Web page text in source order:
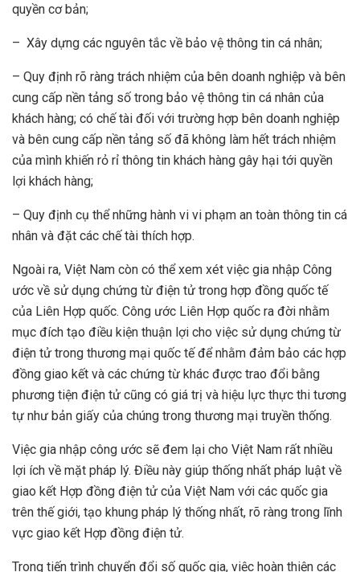
quyền cơ bản;
– Xây dựng các nguyên tắc về bảo vệ thông tin cá nhân;
– Quy định rõ ràng trách nhiệm của bên doanh nghiệp và bên
cung cấp nền tảng số trong bảo vệ thông tin cá nhân của
khách hàng; có chế tài đối với trường hợp bên doanh nghiệp
và bên cung cấp nền tảng số đã không làm hết trách nhiệm
của mình khiến rỏ rỉ thông tin khách hàng gây hại tới quyền
lợi khách hàng;
– Quy định cụ thể những hành vi vi phạm an toàn thông tin cá
nhân và đặt các chế tài thích hợp.
Ngoài ra, Việt Nam còn có thể xem xét việc gia nhập Công
ước về sử dụng chứng từ điện tử trong hợp đồng quốc tế
của Liên Hợp quốc. Công ước Liên Hợp quốc ra đời nhằm
mục đích tạo điều kiện thuận lợi cho việc sử dụng chứng từ
điện tử trong thương mại quốc tế để nhằm đảm bảo các hợp
đồng giao kết và các chứng từ khác được trao đổi bằng
phương tiện điện tử cũng có giá trị và hiệu lực thực thi tương
tự như bản giấy của chúng trong thương mại truyền thống.
Việc gia nhập công ước sẽ đem lại cho Việt Nam rất nhiều
lợi ích về mặt pháp lý. Điều này giúp thống nhất pháp luật về
giao kết Hợp đồng điện tử của Việt Nam với các quốc gia
trên thế giới, tạo khung pháp lý thống nhất, rõ ràng trong lĩnh
vực giao kết Hợp đồng điện tử.
Trong tiến trình chuyển đổi số quốc gia, việc hoàn thiện các